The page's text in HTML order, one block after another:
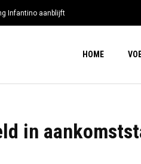
Infantino aanblijft
HOME
in